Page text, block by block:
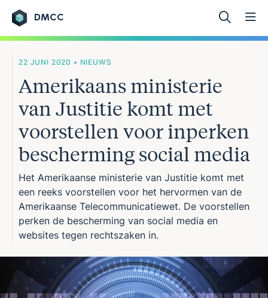
DMCC
22 JUNI 2020 • NIEUWS
Amerikaans ministerie
van Justitie komt met
voorstellen voor inperken
bescherming social media
Het Amerikaanse ministerie van Justitie komt met
een reeks voorstellen voor het hervormen van de
Amerikaanse Telecommunicatiewet. De voorstellen
perken de bescherming van social media en
websites tegen rechtszaken in.